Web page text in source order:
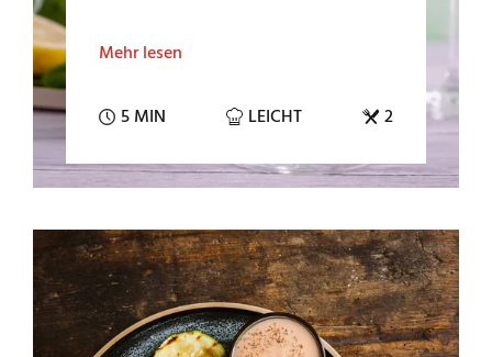
Mehr lesen
5 MIN LEICHT 2